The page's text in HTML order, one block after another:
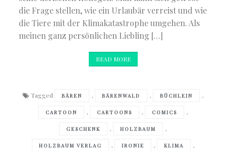
die Frage stellen, wie ein Urlaubär verreist und wie
die Tiere mit der Klimakatastrophe umgehen. Als
meinen ganz persönlichen Liebling […]
READ MORE
Tagged BÄREN , BÄRENWALD , BÜCHLEIN ,
CARTOON , CARTOONS , COMICS ,
GESCHENK , HOLZBAUM ,
HOLZBAUM VERLAG , IRONIE , KLIMA ,